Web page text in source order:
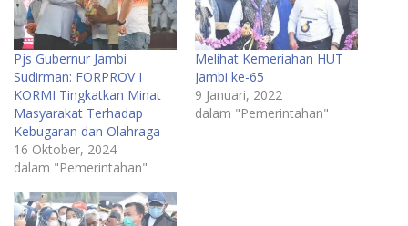
Pjs Gubernur Jambi
Sudirman: FORPROV I
KORMI Tingkatkan Minat
Masyarakat Terhadap
Kebugaran dan Olahraga
16 Oktober, 2024
dalam "Pemerintahan"
Melihat Kemeriahan HUT
Jambi ke-65
9 Januari, 2022
dalam "Pemerintahan"